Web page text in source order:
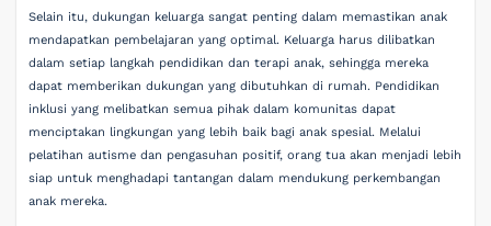
Selain itu, dukungan keluarga sangat penting dalam memastikan anak
mendapatkan pembelajaran yang optimal. Keluarga harus dilibatkan
dalam setiap langkah pendidikan dan terapi anak, sehingga mereka
dapat memberikan dukungan yang dibutuhkan di rumah. Pendidikan
inklusi yang melibatkan semua pihak dalam komunitas dapat
menciptakan lingkungan yang lebih baik bagi anak spesial. Melalui
pelatihan autisme dan pengasuhan positif, orang tua akan menjadi lebih
siap untuk menghadapi tantangan dalam mendukung perkembangan
anak mereka.